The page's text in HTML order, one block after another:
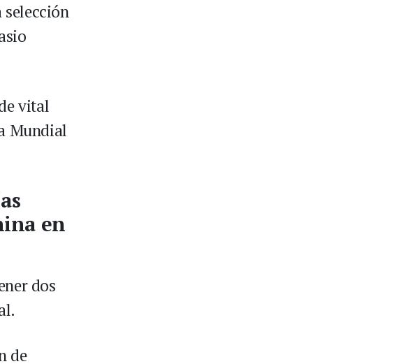
vital
Mundial
en
dos
de